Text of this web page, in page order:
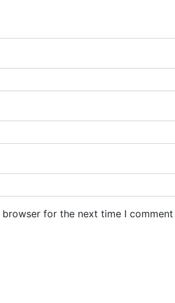
for the next time I comment